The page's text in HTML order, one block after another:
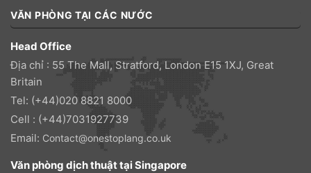
VĂN PHÒNG TẠI CÁC NƯỚC
Head Office
Địa chỉ : 55 The Mall, Stratford, London E15 1XJ, Great
Britain
Tel: (+44)020 8821 8000
Cell : (+44)7031927739
Email: Contact@onestoplang.co.uk
Văn phòng dịch thuật tại Singapore